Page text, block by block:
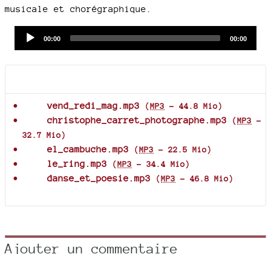
musicale et chorégraphique.
Current
00:00
Total
00:00
vend_redi_mag.mp3 (MP3 - 44.8 Mio)
christophe_carret_photographe.mp3 (MP3 -
32.7 Mio)
el_cambuche.mp3 (MP3 - 22.5 Mio)
le_ring.mp3 (MP3 - 34.4 Mio)
danse_et_poesie.mp3 (MP3 - 46.8 Mio)
Ajouter un commentaire